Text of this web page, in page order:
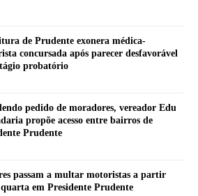
de Prudente exonera médica-
concursada após parecer desfavorável
probatório
pedido de moradores, vereador Edu
propõe acesso entre bairros de
Prudente
passam a multar motoristas a partir
em Presidente Prudente